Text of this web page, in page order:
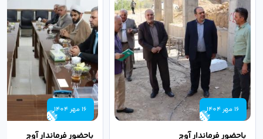
16 مهر 1404
باحضور فرماندار آوج
16 مهر 1404
باحضور فرماندار آوج